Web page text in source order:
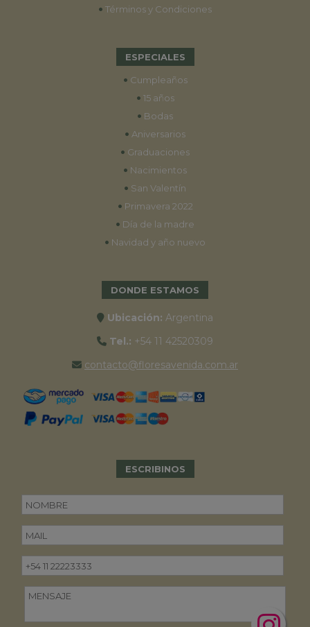
• Términos y Condiciones
ESPECIALES
• Cumpleaños
• 15 años
• Bodas
• Aniversarios
• Graduaciones
• Nacimientos
• San Valentín
• Primavera 2022
• Día de la madre
• Navidad y año nuevo
DONDE ESTAMOS
Ubicación: Argentina
Tel.: +54 11 42520309
contacto@floresavenida.com.ar
ESCRIBINOS